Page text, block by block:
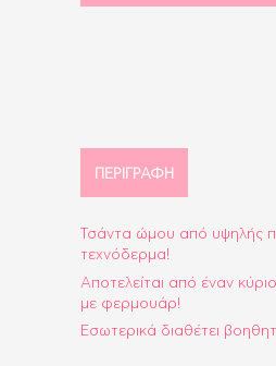
ΠΕΡΙΓΡΑΦΉ
Τσάντα ώμου από υψηλής
τεχνόδερμα!
Αποτελείται από έναν
με φερμουάρ!
Εσωτερικά διαθέτει